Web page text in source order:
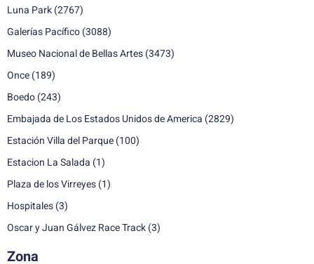
Luna Park (2767)
Galerías Pacífico (3088)
Museo Nacional de Bellas Artes (3473)
Once (189)
Boedo (243)
Embajada de Los Estados Unidos de America (2829)
Estación Villa del Parque (100)
Estacion La Salada (1)
Plaza de los Virreyes (1)
Hospitales (3)
Oscar y Juan Gálvez Race Track (3)
Zona